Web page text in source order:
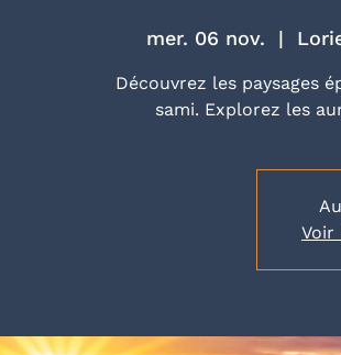
mer. 06 nov.
  |
Découvrez les paysages
sami. Explorez les
Voir